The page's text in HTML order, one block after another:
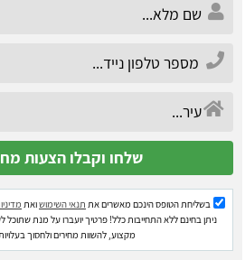
בשליחת הטופס הינכם מאשרים את תנאי השימושואת
ניתן בחינם ללא התחייבות כלל! פרטיך יועברו על מנת
מקצוע, להשוות מחירים ולחסוך